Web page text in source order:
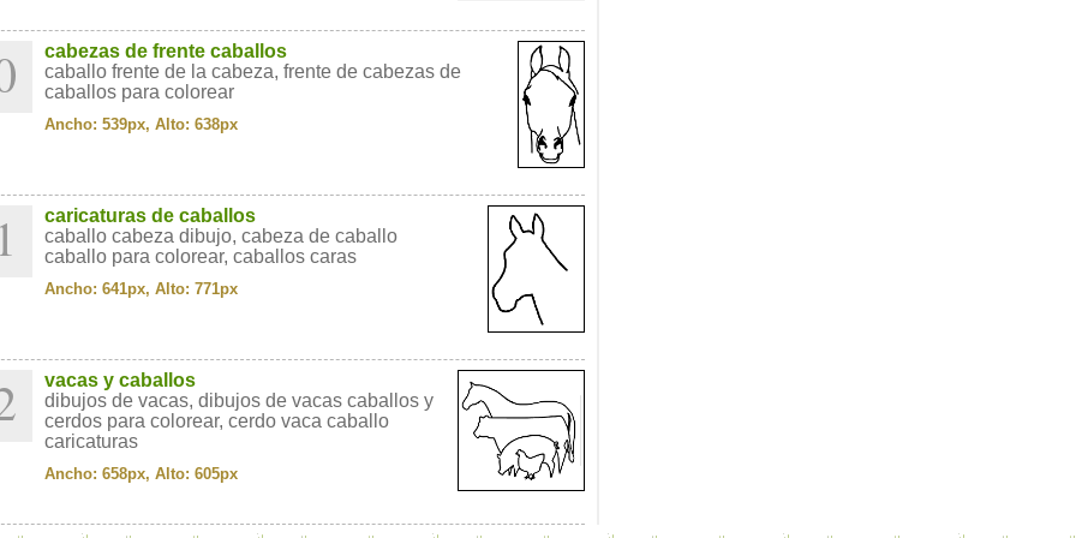
cabezas de frente caballos
caballo frente de la cabeza, frente de cabezas de
caballos para colorear
Ancho: 539px, Alto: 638px
caricaturas de caballos
caballo cabeza dibujo, cabeza de caballo
caballo para colorear, caballos caras
Ancho: 641px, Alto: 771px
vacas y caballos
dibujos de vacas, dibujos de vacas caballos y
cerdos para colorear, cerdo vaca caballo
caricaturas
Ancho: 658px, Alto: 605px